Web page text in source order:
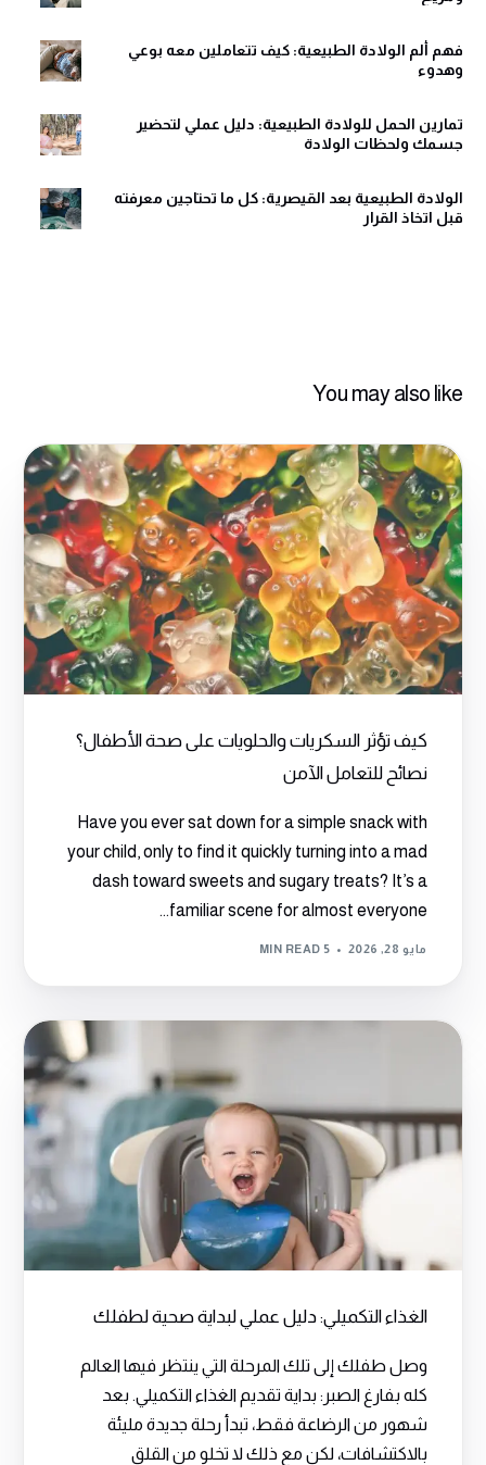
فهم ألم الولادة الطبيعية: كيف تتعاملين معه بوعي
وهدوء
تمارين الحمل للولادة الطبيعية: دليل عملي لتحضير
جسمك ولحظات الولادة
الولادة الطبيعية بعد القيصرية: كل ما تحتاجين معرفته
قبل اتخاذ القرار
You may also like
كيف تؤثر السكريات والحلويات على صحة الأطفال؟
نصائح للتعامل الآمن
Have you ever sat down for a simple snack with
your child, only to find it quickly turning into a mad
dash toward sweets and sugary treats? It’s a
familiar scene for almost everyone...
مايو 28, 2026 5 MIN READ
الغذاء التكميلي: دليل عملي لبداية صحية لطفلك
وصل طفلك إلى تلك المرحلة التي ينتظر فيها العالم
كله بفارغ الصبر: بداية تقديم الغذاء التكميلي. بعد
شهور من الرضاعة فقط، تبدأ رحلة جديدة مليئة
بالاكتشافات، لكن مع ذلك لا تخلو من القلق